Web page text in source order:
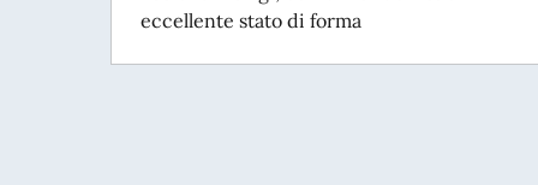
eccellente stato di forma